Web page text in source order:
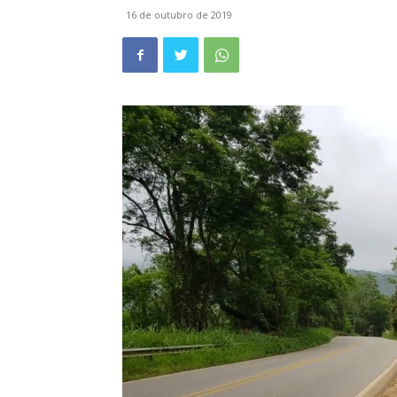
16 de outubro de 2019